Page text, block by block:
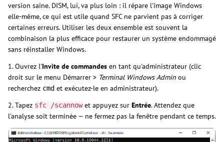
version saine. DISM, lui, va plus loin : il répare l'image Windows
elle-même, ce qui est utile quand SFC ne parvient pas à corriger
certaines erreurs. Utiliser les deux ensemble est souvent la
combinaison la plus efficace pour restaurer un système endommagé
sans réinstaller Windows.
1. Ouvrez l'Invite de commandes en tant qu'administrateur (clic
droit sur le menu Démarrer > Terminal Windows Admin ou
recherchez cmd et exécutez-le en administrateur).
2. Tapez sfc /scannowet appuyez sur Entrée. Attendez que
l'analyse soit terminée — ne fermez pas la fenêtre pendant ce temps.